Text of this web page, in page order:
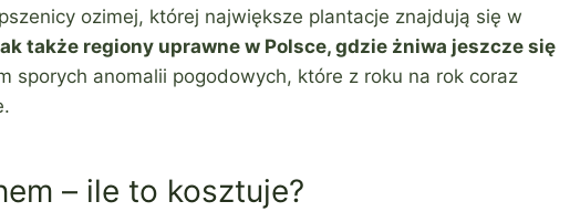
ozimej, której największe plantacje znajdują się w
także regiony uprawne w Polsce, gdzie żniwa jeszcze się
sporych anomalii pogodowych, które z roku na rok coraz
– ile to kosztuje?